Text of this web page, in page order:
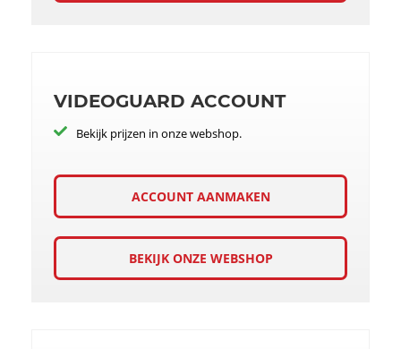
VIDEOGUARD ACCOUNT
Bekijk prijzen in onze webshop.
ACCOUNT AANMAKEN
BEKIJK ONZE WEBSHOP